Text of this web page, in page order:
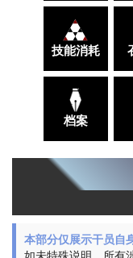
技能消耗
档案
本部分仅展示干员自